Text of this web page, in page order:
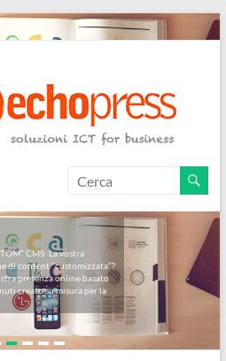
CMS: La vostra
di content “customizzata”?
presenza online basato
creato su misura per la